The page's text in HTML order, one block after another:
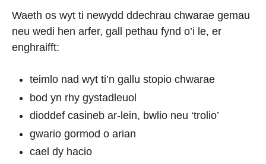
Waeth os wyt ti newydd ddechrau chwarae gemau
neu wedi hen arfer, gall pethau fynd o’i le, er
enghraifft:
teimlo nad wyt ti’n gallu stopio chwarae
bod yn rhy gystadleuol
dioddef casineb ar-lein, bwlio neu ‘trolio’
gwario gormod o arian
cael dy hacio